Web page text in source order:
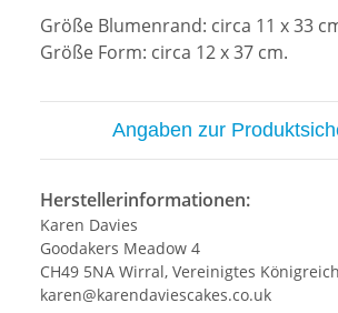
Größe Blumenrand: circa 11 x 33
Größe Form: circa 12 x 37 cm.
Angaben zur
Herstellerinformationen:
Karen Davies
Goodakers Meadow 4
CH49 5NA Wirral, Vereinigtes Königreich
karen@karendaviescakes.co.uk